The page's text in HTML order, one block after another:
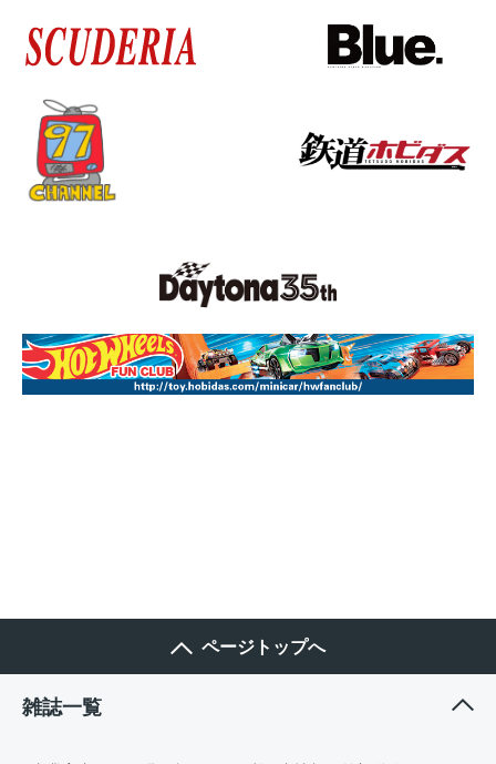
ページトップへ
雑誌一覧